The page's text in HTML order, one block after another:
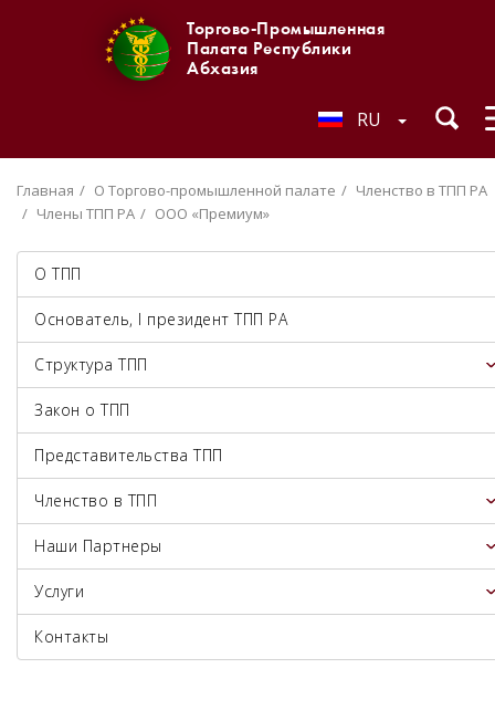
Торгово-Промышленная
Палата Республики
Абхазия
RU
Главная О Торгово-промышленной палате
Членство в ТПП РА
Члены ТПП РА
ООО «Премиум»
О ТПП
Основатель, I президент ТПП РА
Структура ТПП
Закон о ТПП
Представительства ТПП
Членство в ТПП
Наши Партнеры
Услуги
Контакты